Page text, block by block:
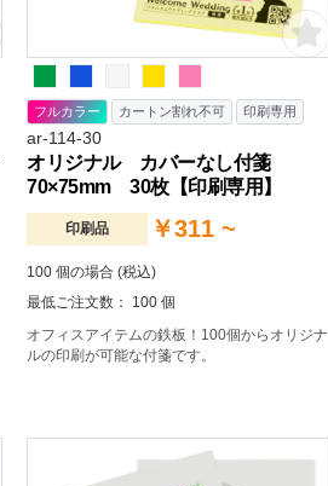
フルカラー カートン割れ不可 印刷専用
ar-114-30
オリジナル カバーなし付箋
70×75mm 30枚【印刷専用】
印刷品 ￥311 ~
100 個の場合 (税込)
最低ご注文数： 100 個
オフィスアイテムの鉄板！100個からオリジナ
ルの印刷が可能な付箋です。